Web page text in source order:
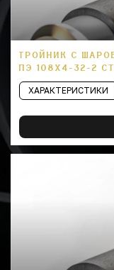
ТРОЙНИК С
ПЭ 108Х4-32-2
ХАРАКТЕРИСТИКИ